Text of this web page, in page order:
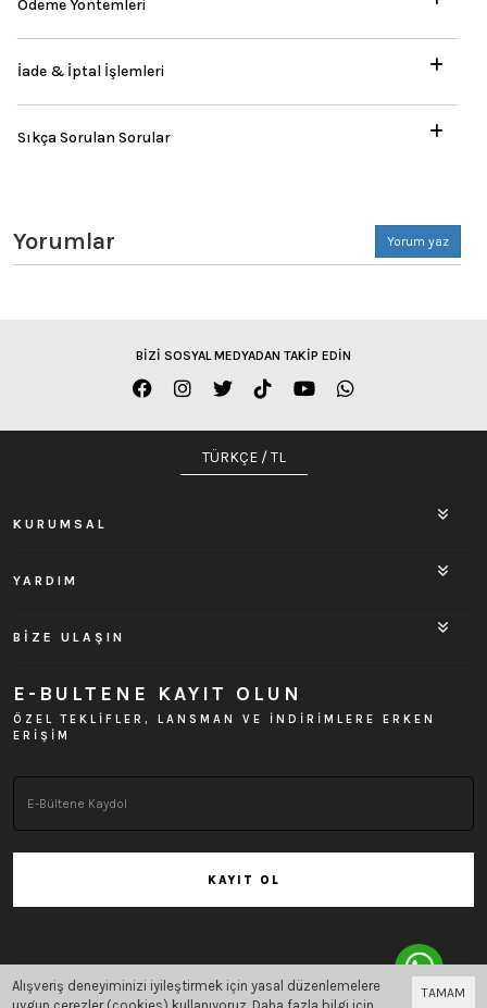
Ödeme Yöntemleri
İade & İptal İşlemleri
Sıkça Sorulan Sorular
Yorumlar Yorum yaz
BİZİ SOSYAL MEDYADAN TAKİP EDİN
TÜRKÇE / TL
KURUMSAL
YARDIM
BİZE ULAŞIN
E-BULTENE KAYIT OLUN
ÖZEL TEKLİFLER, LANSMAN VE İNDİRİMLERE ERKEN
ERİŞİM
KAYIT OL
Bu site Vikaon E-Ticaret sistemleriile hazırlanmıştır.
TAMAM
Alışveriş deneyiminizi iyileştirmek için yasal düzenlemelere